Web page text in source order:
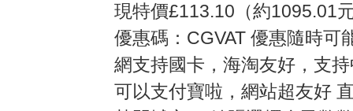
現特價£113.10（約1095.01
優惠碼：CGVAT 優惠隨時可
網支持國卡，海淘友好，支
可以支付寶啦，網站超友好